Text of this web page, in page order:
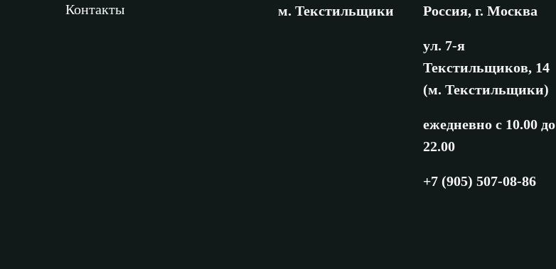
Контакты м. Текстильщики Россия, г. Москва
ул. 7-я
Текстильщиков, 14
(м. Текстильщики)
ежедневно с 10.00 до
22.00
+7 (905) 507-08-86